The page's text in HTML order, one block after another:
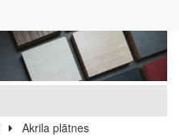
Akrila plātnes